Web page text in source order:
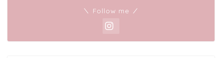
＼ Follow me ／